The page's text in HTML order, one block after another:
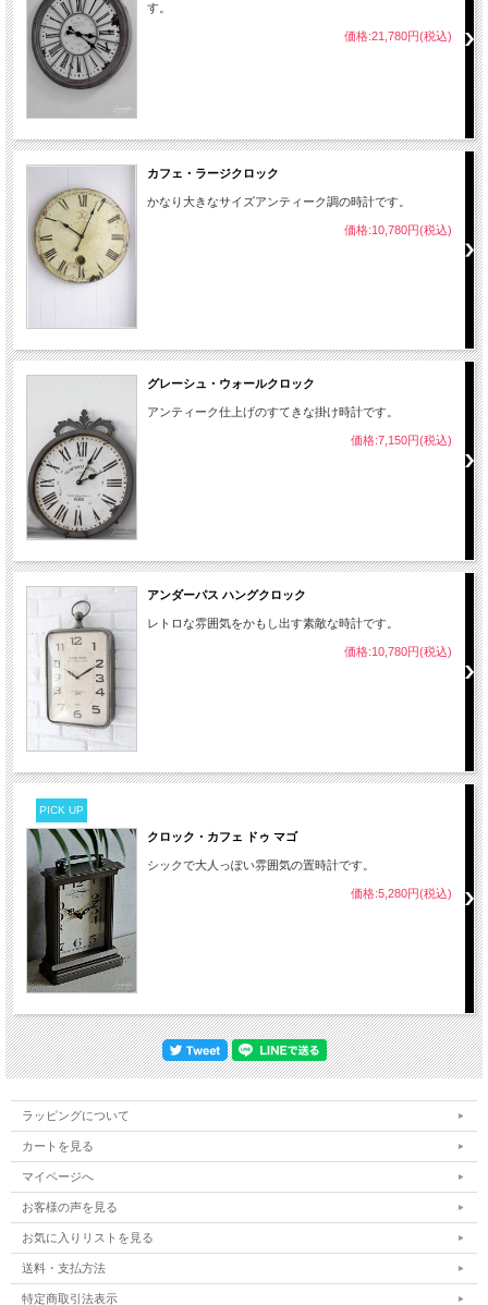
す。
価格:21,780円(税込)
カフェ・ラージクロック
かなり大きなサイズアンティーク調の時計です。
価格:10,780円(税込)
グレーシュ・ウォールクロック
アンティーク仕上げのすてきな掛け時計です。
価格:7,150円(税込)
アンダーパス ハングクロック
レトロな雰囲気をかもし出す素敵な時計です。
価格:10,780円(税込)
PICK UP
クロック・カフェ ドゥ マゴ
シックで大人っぽい雰囲気の置時計です。
価格:5,280円(税込)
ラッピングについて
カートを見る
マイページへ
お客様の声を見る
お気に入りリストを見る
送料・支払方法
特定商取引法表示